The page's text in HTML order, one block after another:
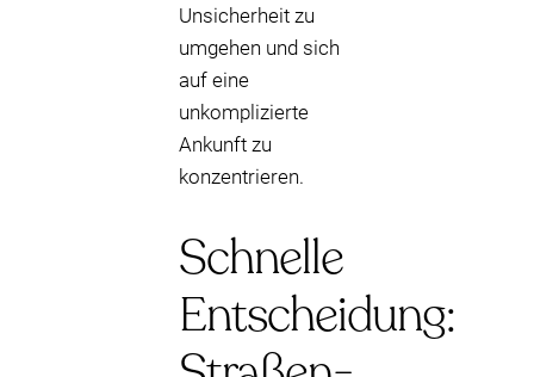
Unsicherheit zu
umgehen und sich
auf eine
unkomplizierte
Ankunft zu
konzentrieren.
Schnelle
Entscheidung: